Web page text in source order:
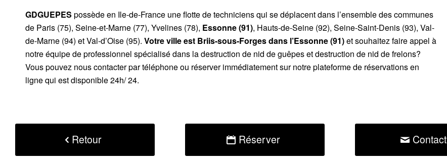
GDGUEPES possède en Ile-de-France une flotte de techniciens qui se déplacent dans l’ensemble des communes
de Paris (75), Seine-et-Marne (77), Yvelines (78), Essonne (91), Hauts-de-Seine (92), Seine-Saint-Denis (93), Val-
de-Marne (94) et Val-d’Oise (95). Votre ville est Briis-sous-Forgesdans l’Essonne (91)et souhaitez faire appel à
notre équipe de professionnel spécialisé dans la destruction de nid de guêpes et destruction de nid de frelons?
Vous pouvez nous contacter par téléphone ou réserver immédiatement sur notre plateforme de réservations en
ligne qui est disponible 24h/ 24.
Retour Réserver Contact